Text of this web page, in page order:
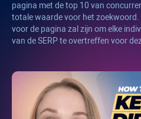
pagina met de top 10 van
totale waarde voor het
voor de pagina zal zijn om elke
van de SERP te overtreffen voor